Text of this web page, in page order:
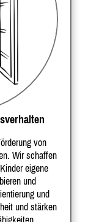
von
Wir schaffen
eigene
und
und
und stärken